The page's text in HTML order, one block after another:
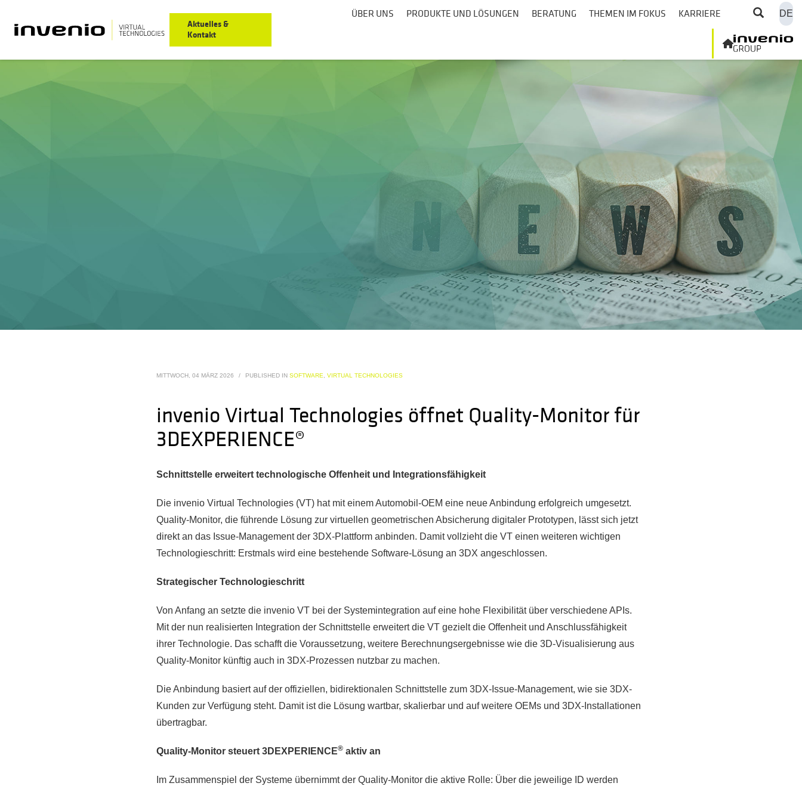
Aktuelles &
Kontakt
ÜBER UNS PRODUKTE UND LÖSUNGEN BERATUNG THEMEN IM FOKUS KARRIERE DE
MITTWOCH, 04 MÄRZ 2026 / PUBLISHED IN SOFTWARE, VIRTUAL TECHNOLOGIES
invenio Virtual Technologies öffnet Quality-Monitor für
3DEXPERIENCE®
Schnittstelle erweitert technologische Offenheit und Integrationsfähigkeit
Die invenio Virtual Technologies (VT) hat mit einem Automobil-OEM eine neue Anbindung erfolgreich umgesetzt.
Quality-Monitor, die führende Lösung zur virtuellen geometrischen Absicherung digitaler Prototypen, lässt sich jetzt
direkt an das Issue-Management der 3DX-Plattform anbinden. Damit vollzieht die VT einen weiteren wichtigen
Technologieschritt: Erstmals wird eine bestehende Software-Lösung an 3DX angeschlossen.
Strategischer Technologieschritt
Von Anfang an setzte die invenio VT bei der Systemintegration auf eine hohe Flexibilität über verschiedene APIs.
Mit der nun realisierten Integration der Schnittstelle erweitert die VT gezielt die Offenheit und Anschlussfähigkeit
ihrer Technologie. Das schafft die Voraussetzung, weitere Berechnungsergebnisse wie die 3D-Visualisierung aus
Quality-Monitor künftig auch in 3DX-Prozessen nutzbar zu machen.
Die Anbindung basiert auf der offiziellen, bidirektionalen Schnittstelle zum 3DX-Issue-Management, wie sie 3DX-
Kunden zur Verfügung steht. Damit ist die Lösung wartbar, skalierbar und auf weitere OEMs und 3DX-Installationen
übertragbar.
Quality-Monitor steuert 3DEXPERIENCE® aktiv an
Im Zusammenspiel der Systeme übernimmt der Quality-Monitor die aktive Rolle: Über die jeweilige ID werden